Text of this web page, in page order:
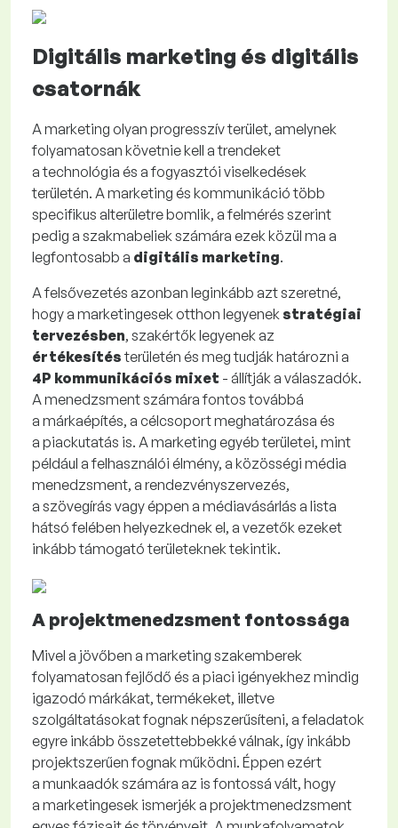
Digitális marketing és digitális
csatornák
A marketing olyan progresszív terület, amelynek
folyamatosan követnie kell a trendeket
a technológia és a fogyasztói viselkedések
területén. A marketing és kommunikáció több
specifikus alterületre bomlik, a felmérés szerint
pedig a szakmabeliek számára ezek közül ma a
legfontosabb a digitális marketing.
A felsővezetés azonban leginkább azt szeretné,
hogy a marketingesek otthon legyenekstratégiai
tervezésben, szakértők legyenek az
értékesítésterületén és meg tudják határozni a
4P kommunikációs mixet - állítják a válaszadók.
A menedzsment számára fontos továbbá
a márkaépítés, a célcsoport meghatározása és
a piackutatás is. A marketing egyéb területei, mint
például a felhasználói élmény, a közösségi média
menedzsment, a rendezvényszervezés,
a szövegírás vagy éppen a médiavásárlás a lista
hátsó felében helyezkednek el, a vezetők ezeket
inkább támogató területeknek tekintik.
A projektmenedzsment fontossága
Mivel a jövőben a marketing szakemberek
folyamatosan fejlődő és a piaci igényekhez mindig
igazodó márkákat, termékeket, illetve
szolgáltatásokat fognak népszerűsíteni, a feladatok
egyre inkább összetettebbekké válnak, így inkább
projektszerűen fognak működni. Éppen ezért
a munkaadók számára az is fontossá vált, hogy
a marketingesek ismerjék a projektmenedzsment